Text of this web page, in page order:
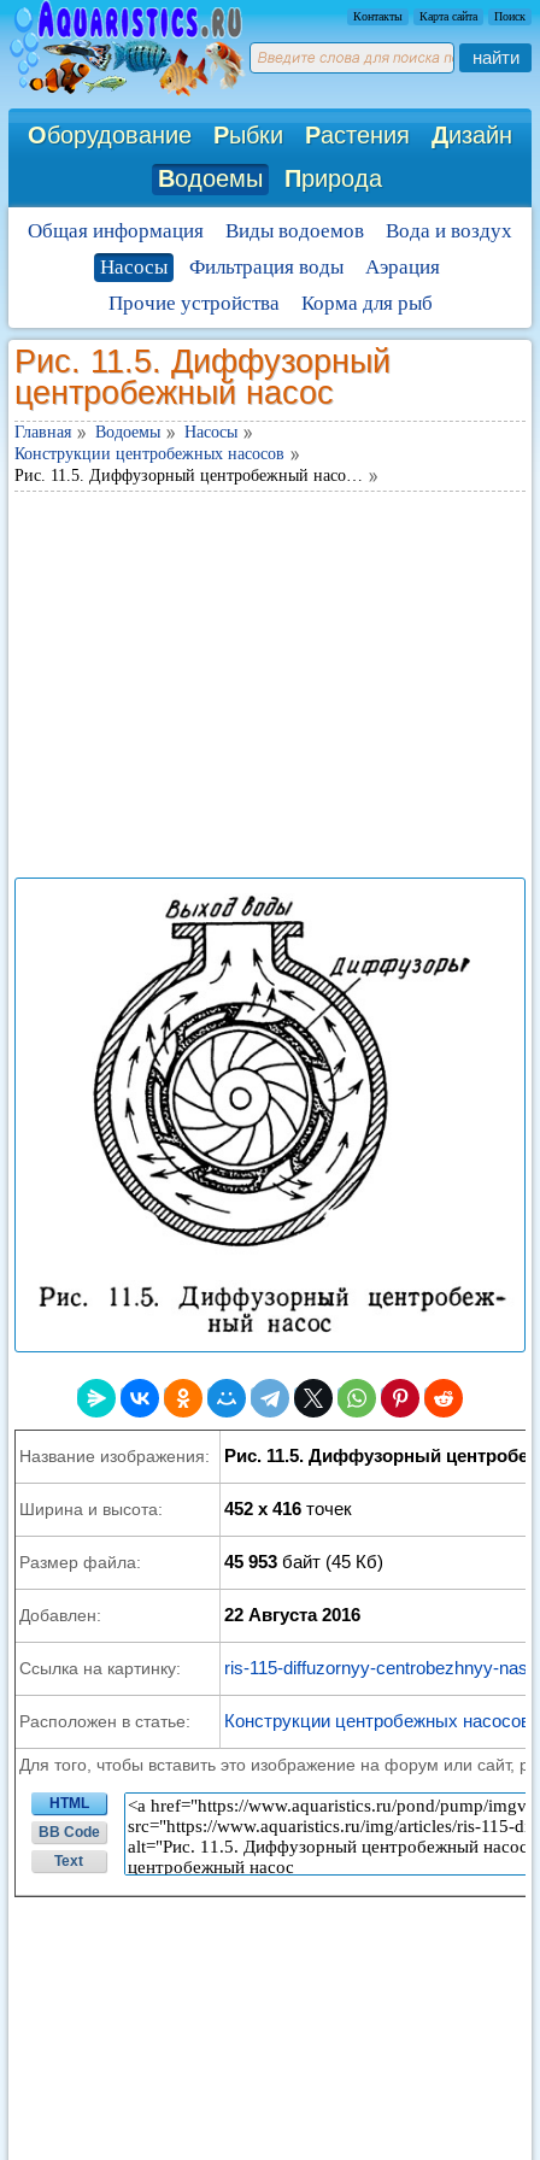
Контакты Карта сайта Поиск
найти
Оборудование Рыбки Растения Дизайн
Водоемы Природа
Общая информация Виды водоемов
Вода и воздух
Насосы
Фильтрация воды
Аэрация
Прочие устройства
Корма для рыб
Рис. 11.5. Диффузорный
центробежный насос
Главная Водоемы
Насосы
Конструкции центробежных насосов
Рис. 11.5. Диффузорный центробежный насо…
Название изображения: Рис. 11.5. Диффузорный
Ширина и высота: 452 x 416 точек
Размер файла: 45 953 байт (45 Кб)
Добавлен: 22 Августа 2016
Ссылка на картинку: ris-115-diffuzornyy-centrobezhnyy-
Расположен в статье: Конструкции центробежных насосов
Для того, чтобы вставить это изображение на форум или сайт,
HTML
BB Code
Text